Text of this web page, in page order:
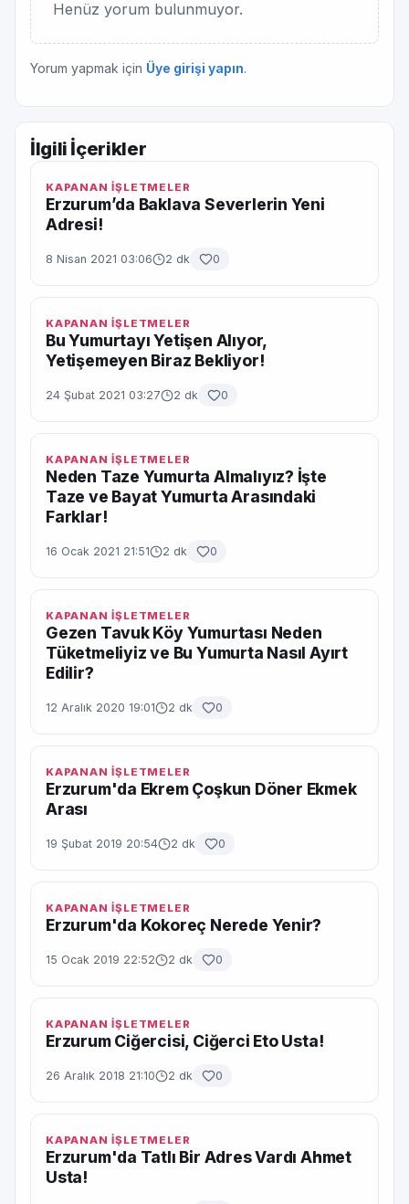
Henüz yorum bulunmuyor.
Yorum yapmak için Üye girişi yapın.
İlgili İçerikler
KAPANAN İŞLETMELER
Erzurum’da Baklava Severlerin Yeni
Adresi!
8 Nisan 2021 03:06 2 dk 0
KAPANAN İŞLETMELER
Bu Yumurtayı Yetişen Alıyor,
Yetişemeyen Biraz Bekliyor!
24 Şubat 2021 03:27 2 dk 0
KAPANAN İŞLETMELER
Neden Taze Yumurta Almalıyız? İşte
Taze ve Bayat Yumurta Arasındaki
Farklar!
16 Ocak 2021 21:51 2 dk 0
KAPANAN İŞLETMELER
Gezen Tavuk Köy Yumurtası Neden
Tüketmeliyiz ve Bu Yumurta Nasıl Ayırt
Edilir?
12 Aralık 2020 19:01 2 dk 0
KAPANAN İŞLETMELER
Erzurum'da Ekrem Çoşkun Döner Ekmek
Arası
19 Şubat 2019 20:54 2 dk 0
KAPANAN İŞLETMELER
Erzurum'da Kokoreç Nerede Yenir?
15 Ocak 2019 22:52 2 dk 0
KAPANAN İŞLETMELER
Erzurum Ciğercisi, Ciğerci Eto Usta!
26 Aralık 2018 21:10 2 dk 0
KAPANAN İŞLETMELER
Erzurum'da Tatlı Bir Adres Vardı Ahmet
Usta!